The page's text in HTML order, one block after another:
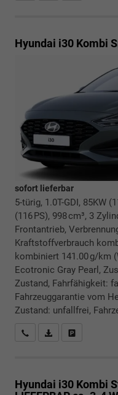
Hyundai i30 Kombi
sofort lieferbar
5-türig, 1.0T-GDI, 85KW
(116 PS), 998 cm³, 3
Frontantrieb,
Kraftstoffverbrauch
kombiniert 141.00 g/km
Ecotronic Gray Pearl,
Zustand, Fahrfähigkeit:
Fahrzeuggarantie vom
Zustand: unfallfrei,
Rückrufbitte absenden
PDF-Datei,
Hyundai i30 Kombi